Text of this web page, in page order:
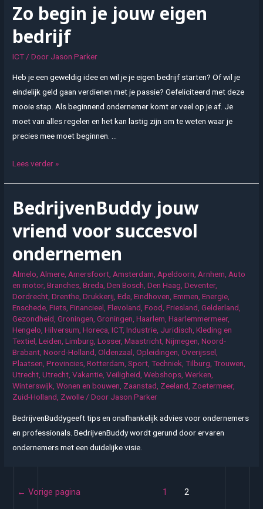
Zo begin je jouw eigen
bedrijf
ICT/ Door Jason Parker
Heb je een geweldig idee en wil je je eigen bedrijf starten? Of wil je
eindelijk geld gaan verdienen met je passie? Gefeliciteerd met deze
mooie stap. Als beginnend ondernemer komt er veel op je af. Je
moet van alles regelen en het kan lastig zijn om te weten waar je
precies mee moet beginnen. …
Zo
jouw
bedrijf
Lees verder »
BedrijvenBuddy jouw
vriend voor succesvol
ondernemen
Almelo Almere Amersfoort Amsterdam Apeldoorn Arnhem Auto
en motor,Branches ,Breda ,Den Bosch ,Den Haag ,Deventer,
Dordrecht ,Drenthe ,Drukkerij ,Ede ,Eindhoven ,Emmen ,Energie
Enschede ,Fiets ,Financieel ,Flevoland ,Food ,Friesland ,Gelderland
Gezondheid ,Groningen ,Groningen ,Haarlem ,Haarlemmermeer,
Hengelo ,Hilversum ,Horeca ,ICT,Industrie Juridisch ,Kleding en
Textiel ,Leiden ,Limburg ,Losser,Maastricht ,Nijmegen ,Noord-
Brabant ,Noord-Holland ,Oldenzaal ,Opleidingen ,Overijssel
Plaatsen ,Provincies ,Rotterdam ,Sport ,Techniek ,Tilburg ,Trouwen
Utrecht ,Utrecht ,Vakantie ,Veiligheid ,Webshops ,Werken
Winterswijk ,Wonen en bouwen Zaanstad Zeeland Zoetermeer,
Zuid-Holland Zwolle / Door Jason Parker
BedrijvenBuddygeeft tips en onafhankelijk advies voor ondernemers
en professionals. BedrijvenBuddy wordt gerund door ervaren
ondernemers met een duidelijke visie.
Berichten
← Vorige pagina 1 2